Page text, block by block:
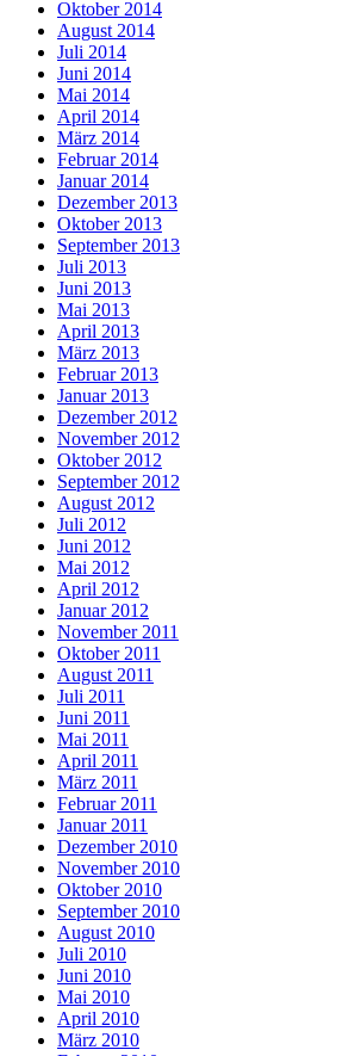
Oktober 2014
August 2014
Juli 2014
Juni 2014
Mai 2014
April 2014
März 2014
Februar 2014
Januar 2014
Dezember 2013
Oktober 2013
September 2013
Juli 2013
Juni 2013
Mai 2013
April 2013
März 2013
Februar 2013
Januar 2013
Dezember 2012
November 2012
Oktober 2012
September 2012
August 2012
Juli 2012
Juni 2012
Mai 2012
April 2012
Januar 2012
November 2011
Oktober 2011
August 2011
Juli 2011
Juni 2011
Mai 2011
April 2011
März 2011
Februar 2011
Januar 2011
Dezember 2010
November 2010
Oktober 2010
September 2010
August 2010
Juli 2010
Juni 2010
Mai 2010
April 2010
März 2010